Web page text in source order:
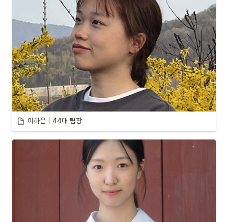
이하은 | 44대 팀장